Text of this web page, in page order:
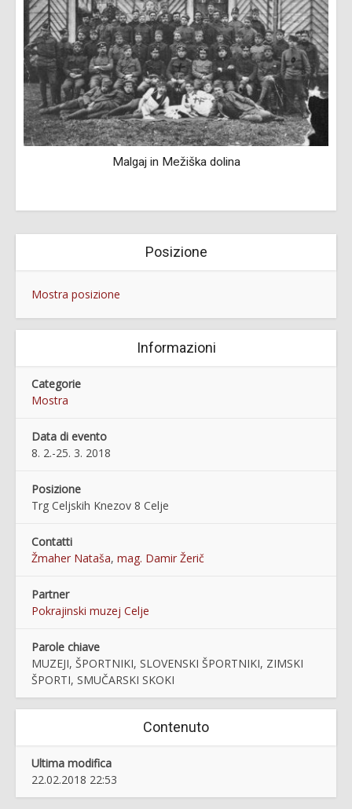
Malgaj in Mežiška dolina
Posizione
Mostra posizione
Informazioni
Categorie
Mostra
Data di evento
8. 2.-25. 3. 2018
Posizione
Trg Celjskih Knezov 8 Celje
Contatti
Žmaher Nataša, mag. Damir Žerič
Partner
Pokrajinski muzej Celje
Parole chiave
MUZEJI, ŠPORTNIKI, SLOVENSKI ŠPORTNIKI, ZIMSKI
ŠPORTI, SMUČARSKI SKOKI
Contenuto
Ultima modifica
22.02.2018 22:53